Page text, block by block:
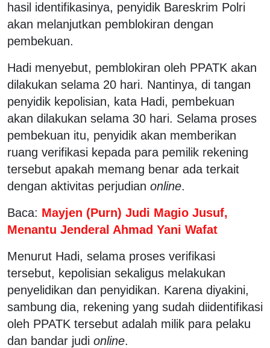
hasil identifikasinya, penyidik Bareskrim Polri
akan melanjutkan pemblokiran dengan
pembekuan.
Hadi menyebut, pemblokiran oleh PPATK akan
dilakukan selama 20 hari. Nantinya, di tangan
penyidik kepolisian, kata Hadi, pembekuan
akan dilakukan selama 30 hari. Selama proses
pembekuan itu, penyidik akan memberikan
ruang verifikasi kepada para pemilik rekening
tersebut apakah memang benar ada terkait
dengan aktivitas perjudian online.
Baca: Mayjen (Purn) Judi Magio Jusuf,
Menantu Jenderal Ahmad Yani Wafat
Menurut Hadi, selama proses verifikasi
tersebut, kepolisian sekaligus melakukan
penyelidikan dan penyidikan. Karena diyakini,
sambung dia, rekening yang sudah diidentifikasi
oleh PPATK tersebut adalah milik para pelaku
dan bandar judi online.